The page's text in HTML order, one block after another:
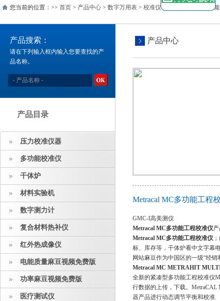
您当前的位置：>> 首页 > 产品中心 > 数字万用表 > 校准仪>> Metracal MC多功
产品搜索：
请在下列输入框内输入您要查找的产
品名称。
产品目录
压力校准仪器
多功能校准仪
干体炉
材料实验机
数字测力计
复合材料热补仪
红外热成像仪
电能质量麻豆视频免费版
功率麻豆视频免费版
医疗测试仪
产品中心
Metracal MC多功能工程
GMC-I高美测仪
Metracal MC多功能工程校准仪
Metracal MC多功能工程校准仪
标、库存等，干体炉看中文字
网站麻豆作为中国区的一级“经销和
Metracal MC METRAHIT
全新的紧凑型多功能工程校准仪
行数据的上传，下载。
器产品进行动态调节平衡和校准.